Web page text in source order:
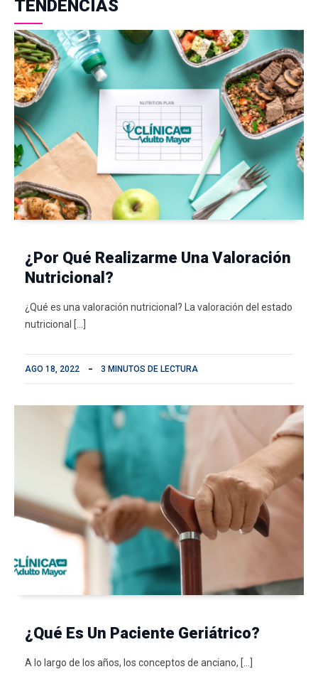
TENDENCIAS
¿Por Qué Realizarme Una Valoración
Nutricional?
¿Qué es una valoración nutricional? La valoración del estado
nutricional […]
AGO 18, 2022 3 MINUTOS DE LECTURA
¿Qué Es Un Paciente Geriátrico?
A lo largo de los años, los conceptos de anciano, […]